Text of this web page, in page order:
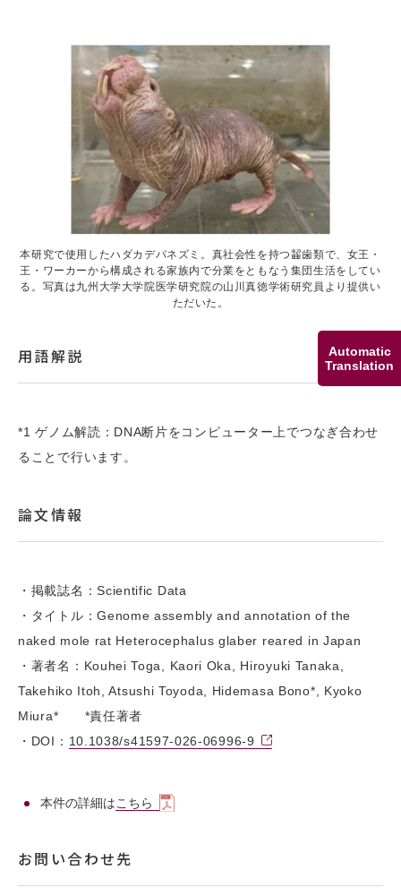
Automatic
Translation
本研究で使用したハダカデバネズミ。真社会性を持つ齧歯類で、女王・
王・ワーカーから構成される家族内で分業をともなう集団生活をしてい
る。写真は九州大学大学院医学研究院の山川真徳学術研究員より提供い
ただいた。
用語解説
*1 ゲノム解読：DNA断片をコンピューター上でつなぎ合わせ
ることで行います。
論文情報
・掲載誌名：Scientific Data
・タイトル：Genome assembly and annotation of the
naked mole rat Heterocephalus glaber reared in Japan
・著者名：Kouhei Toga, Kaori Oka, Hiroyuki Tanaka,
Takehiko Itoh, Atsushi Toyoda, Hidemasa Bono*, Kyoko
Miura* *責任著者
・DOI： 10.1038/s41597-026-06996-9
本件の詳細はこちら
お問い合わせ先